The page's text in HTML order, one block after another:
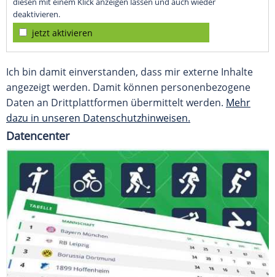
deaktivieren.
jetzt aktivieren
Ich bin damit einverstanden, dass mir externe Inhalte
angezeigt werden. Damit können personenbezogene
Daten an Drittplattformen übermittelt werden. Mehr
dazu in unseren Datenschutzhinweisen.
Datencenter